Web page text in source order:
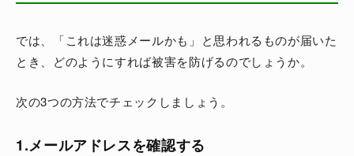
では、「これは迷惑メールかも」と思われるものが届いた
とき、どのようにすれば被害を防げるのでしょうか。
次の3つの方法でチェックしましょう。
1.メールアドレスを確認する